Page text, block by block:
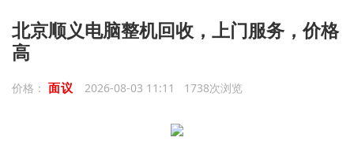
北京顺义电脑整机回收，上门服务，价格
高
价格： 面议 2026-08-03 11:11 1738次浏览